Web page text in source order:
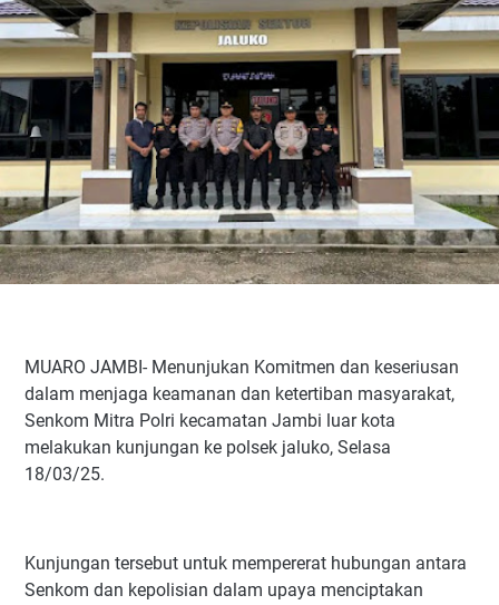
MUARO JAMBI- Menunjukan Komitmen dan keseriusan
dalam menjaga keamanan dan ketertiban masyarakat,
Senkom Mitra Polri kecamatan Jambi luar kota
melakukan kunjungan ke polsek jaluko, Selasa
18/03/25.
Kunjungan tersebut untuk mempererat hubungan antara
Senkom dan kepolisian dalam upaya menciptakan